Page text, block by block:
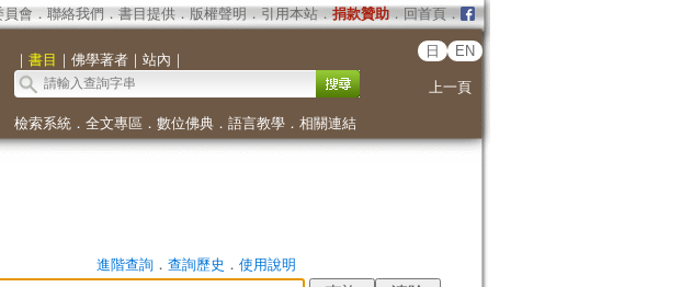
員會． 聯絡我們 ． 書目提供． 版權聲明 ． 引用本站． 捐款贊助．回首頁．
｜ 書目 ｜ 佛學著者｜ 站內 ｜
日 EN
上一頁
檢索系統． 全文專區 ． 數位佛典． 語言教學． 相關連結
進階查詢． 查詢歷史 ． 使用說明